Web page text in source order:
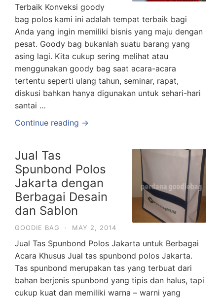
Terbaik Konveksi goody
bag polos kami ini adalah tempat terbaik bagi
Anda yang ingin memiliki bisnis yang maju dengan
pesat. Goody bag bukanlah suatu barang yang
asing lagi. Kita cukup sering melihat atau
menggunakan goody bag saat acara-acara
tertentu seperti ulang tahun, seminar, rapat,
diskusi bahkan hanya digunakan untuk sehari-hari
santai …
Continue reading →
Jual Tas
Spunbond Polos
Jakarta dengan
Berbagai Desain
dan Sablon
GOODIE BAG · MAY 2, 2014
Jual Tas Spunbond Polos Jakarta untuk Berbagai
Acara Khusus Jual tas spunbond polos Jakarta.
Tas spunbond merupakan tas yang terbuat dari
bahan berjenis spunbond yang tipis dan halus, tapi
cukup kuat dan memiliki warna – warni yang